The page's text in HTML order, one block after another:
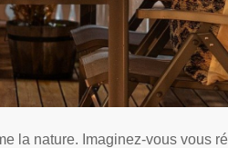
la nature. Imaginez-vous vous